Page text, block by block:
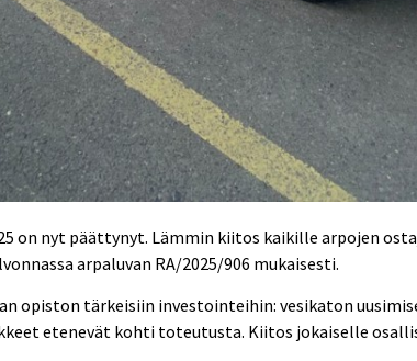
on nyt päättynyt. Lämmin kiitos kaikille arpojen
arpaluvan RA/2025/906 mukaisesti.
opiston tärkeisiin investointeihin: vesikaton
etenevät kohti toteutusta. Kiitos jokaiselle